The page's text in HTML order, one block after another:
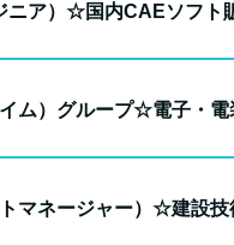
ニア）☆国内CAEソフ
イム）グループ☆電子・
トマネージャー）☆建設